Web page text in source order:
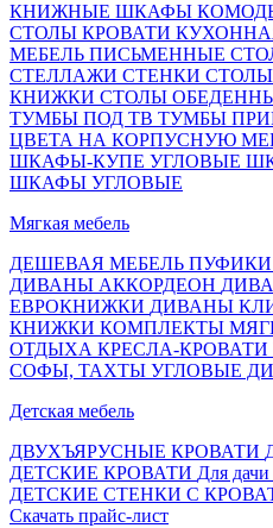
КНИЖНЫЕ ШКАФЫ
СТОЛЫ КРОВАТИ
МЕБЕЛЬ ПИСЬМЕННЫЕ
СТЕЛЛАЖИ СТЕНКИ
КНИЖКИ СТОЛЫ
ТУМБЫ ПОД ТВ ТУМБЫ
ЦВЕТА НА КОРПУСНУЮ
ШКАФЫ-КУПЕ УГЛОВЫЕ
ШКАФЫ УГЛОВЫЕ
Мягкая мебель
ДЕШЕВАЯ МЕБЕЛЬ
ДИВАНЫ АККОРДЕОН
ЕВРОКНИЖКИ ДИВАНЫ
КНИЖКИ КОМПЛЕКТЫ
ОТДЫХА КРЕСЛА-КРОВАТИ
СОФЫ, ТАХТЫ УГЛОВЫЕ
Детская мебель
ДВУХЪЯРУСНЫЕ КРОВАТИ
ДЕТСКИЕ КРОВАТИ Для дачи
ДЕТСКИЕ СТЕНКИ С
Скачать прайс-лист